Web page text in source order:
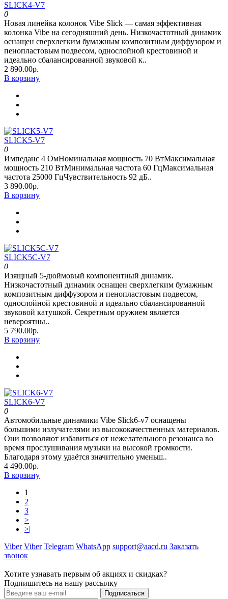
SLICK4-V7
0
Новая линейка колонок Vibe Slick — самая эффективная
колонка Vibe на сегодняшний день. Низкочастотный динамик
оснащен сверхлегким бумажным композитным диффузором и
пенопластовым подвесом, однослойной крестовиной и
идеально сбалансированной звуковой к..
2 890.00р.
В корзину
SLICK5-V7
0
Импеданс 4 ОмНоминальная мощность 70 ВтМаксимальная
мощность 210 ВтМинимальная частота 60 ГцМаксимальная
частота 25000 ГцЧувствительность 92 дБ..
3 890.00р.
В корзину
SLICK5C-V7
0
Изящный 5-дюймовый компонентный динамик.
Низкочастотный динамик оснащен сверхлегким бумажным
композитным диффузором и пенопластовым подвесом,
однослойной крестовиной и идеально сбалансированной
звуковой катушкой. Секретным оружием является
невероятны..
5 790.00р.
В корзину
SLICK6-V7
0
Автомобильные динамики Vibe Slick6-v7 оснащены
большими излучателями из высококачественных материалов.
Они позволяют избавиться от нежелательного резонанса во
время прослушивания музыки на высокой громкости.
Благодаря этому удаётся значительно уменьш..
4 490.00р.
В корзину
1
2
3
>
>|
Viber Viber Telegram WhatsApp support@aacd.ru Заказать
звонок
Хотите узнавать первым об акциях и скидках?
Подпишитесь на нашу рассылку
Подписаться